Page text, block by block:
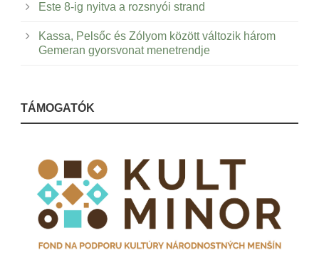
Este 8-ig nyitva a rozsnyói strand
Kassa, Pelsőc és Zólyom között változik három
Gemeran gyorsvonat menetrendje
TÁMOGATÓK